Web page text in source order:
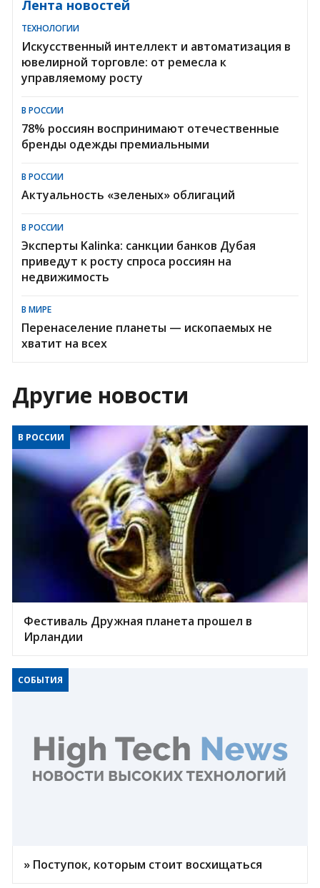
Лента новостей
ТЕХНОЛОГИИ
Искусственный интеллект и автоматизация в
ювелирной торговле: от ремесла к
управляемому росту
В РОССИИ
78% россиян воспринимают отечественные
бренды одежды премиальными
В РОССИИ
Актуальность «зеленых» облигаций
В РОССИИ
Эксперты Kalinka: санкции банков Дубая
приведут к росту спроса россиян на
недвижимость
В МИРЕ
Перенаселение планеты — ископаемых не
хватит на всех
Другие новости
В РОССИИ
Фестиваль Дружная планета прошел в
Ирландии
СОБЫТИЯ
» Поступок, которым стоит восхищаться